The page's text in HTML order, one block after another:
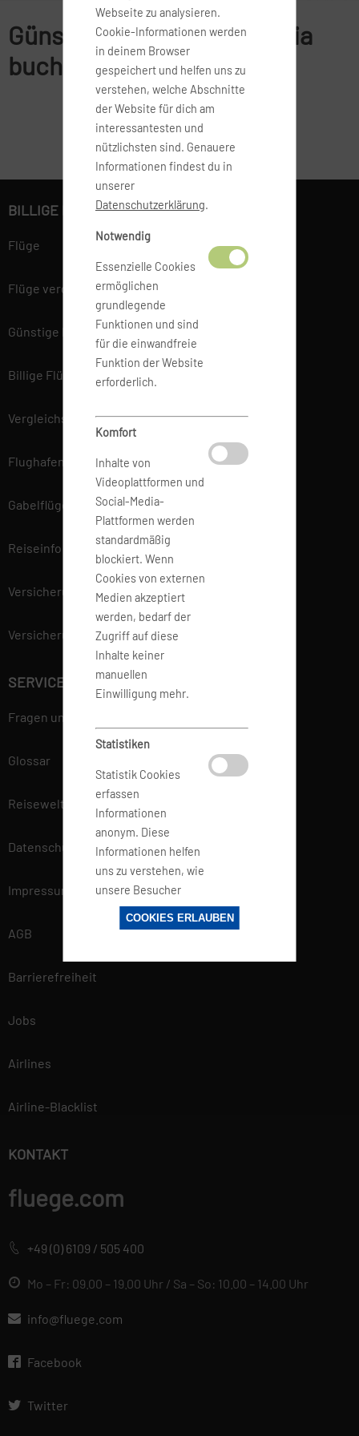
Günstige Flüge nach Liberia
buchen
Webseite zu analysieren.
Cookie-Informationen werden
in deinem Browser
gespeichert und helfen uns zu
verstehen, welche Abschnitte
der Website für dich am
interessantesten und
nützlichsten sind. Genauere
Informationen findest du in
unserer
Datenschutzerklärung.
Notwendig
Essenzielle Cookies
ermöglichen
grundlegende
Funktionen und sind
für die einwandfreie
Funktion der Website
erforderlich.
Komfort
Inhalte von
Videoplattformen und
Social-Media-
Plattformen werden
standardmäßig
blockiert. Wenn
Cookies von externen
Medien akzeptiert
werden, bedarf der
Zugriff auf diese
Inhalte keiner
manuellen
Einwilligung mehr.
Statistiken
Statistik Cookies
erfassen
Informationen
anonym. Diese
Informationen helfen
uns zu verstehen, wie
unsere Besucher
unsere Website
nutzen.
Marketing
personalisierte
verfolgen.
Datenschutzerklärung
vorrangige Aufgabe, die
bereitgestellten
COOKIES ERLAUBEN
BILLIGE FLÜGE BUCHEN
Flüge
Flüge vergleichen
Günstige Flüge
Billige Flüge
Vergleichsportal
Flughafen Informationen
Gabelflüge
Reiseinfo
Versicherung
Versicherungsvertrag widerrufen
SERVICE
Fragen und Antworten
Glossar
Reisewelt
Datenschutz
Impressum
AGB
Barrierefreiheit
Jobs
Airlines
Airline-Blacklist
KONTAKT
fluege.com
+49 (0) 6109 / 505 400
Mo – Fr: 09.00 – 19.00 Uhr / Sa – So: 10.00 – 14.00 Uhr
info@fluege.com
Facebook
Twitter